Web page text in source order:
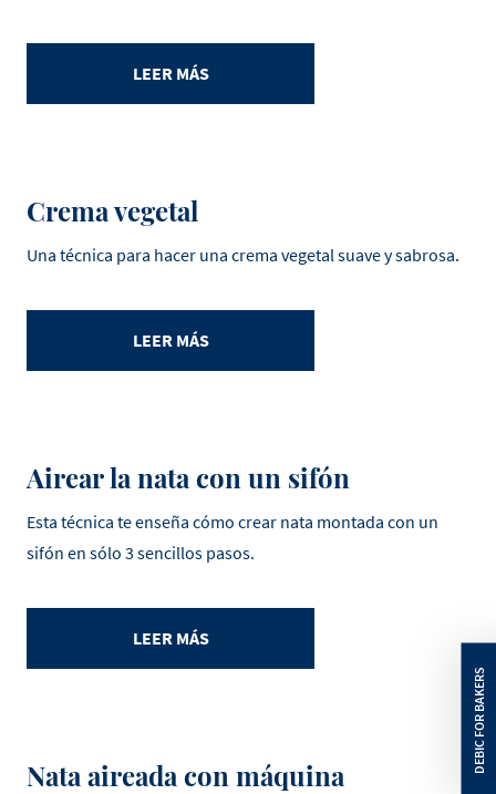
LEER MÁS
Crema vegetal
Una técnica para hacer una crema vegetal suave y sabrosa.
LEER MÁS
Airear la nata con un sifón
Esta técnica te enseña cómo crear nata montada con un
sifón en sólo 3 sencillos pasos.
LEER MÁS
Nata aireada con máquina